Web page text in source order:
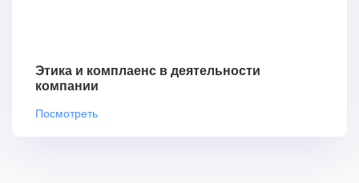
Этика и комплаенс в деятельности
компании
Посмотреть